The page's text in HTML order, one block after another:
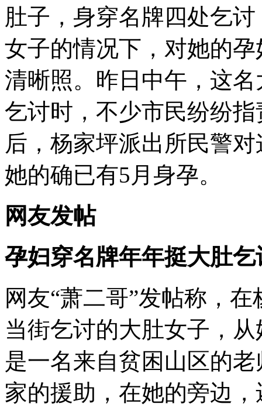
肚子，身穿名牌四处乞
女子的情况下，对她的
清晰照。昨日中午，这
乞讨时，不少市民纷纷
后，杨家坪派出所民警
她的确已有5月身孕。
网友发帖
孕妇穿名牌年年挺大肚乞
网友“萧二哥”发帖称，
当街乞讨的大肚女子，
是一名来自贫困山区的
家的援助，在她的旁边